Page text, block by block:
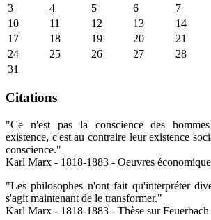
3
4 5 6 7
10
11 12 13 14
17
18 19 20 21
24
25 26 27 28
31
Citations
"Ce n'est pas la conscience des
existence, c'est au contraire leur existence
conscience."
Karl Marx - 1818-1883 - Oeuvres
"Les philosophes n'ont fait qu'interpréter
s'agit maintenant de le transformer."
Karl Marx - 1818-1883 - Thèse sur Feuerbach